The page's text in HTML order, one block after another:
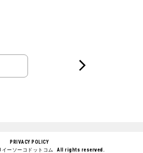
PRIVACY POLICY
イーソーコドットコム All rights reserved.